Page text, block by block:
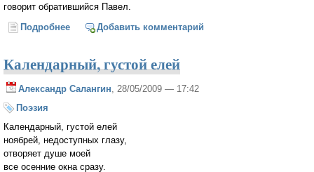
говорит обратившийся Павел.
Подробнее о Рим, 6, 11-14
Добавить комментарий
Календарный, густой елей
Александр Салангин, 28/05/2009 — 17:42
Поэзия
Календарный, густой елей
ноябрей, недоступных глазу,
отворяет душе моей
все осенние окна сразу.